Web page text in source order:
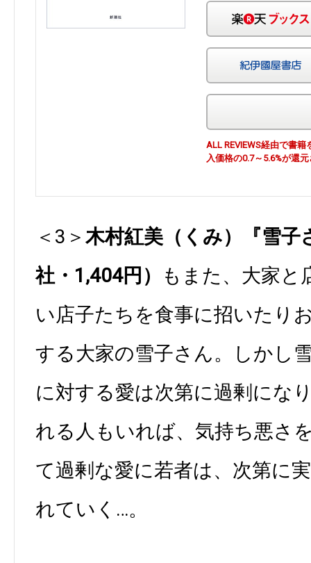
ALL REVIEWS経由で書
入価格の0.7～5.6%が還
＜3＞ 木村紅美（くみ）『雪子
社・1,404円）
もまた、大家と
い店子たちを食事に招いたり
する大家の雪子さん。しかし
に対する愛は次第に過剰にな
れる人もいれば、気持ち悪さ
て過剰な愛に若者は、次第に
れていく…。